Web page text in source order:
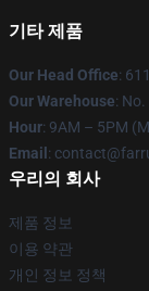
기타 제품
Our Head Office:
Our Warehouse:
Hour: 9AM – 5PM
Email :
우리의 회사
제품 정보
이용 약관
개인 정보 정책